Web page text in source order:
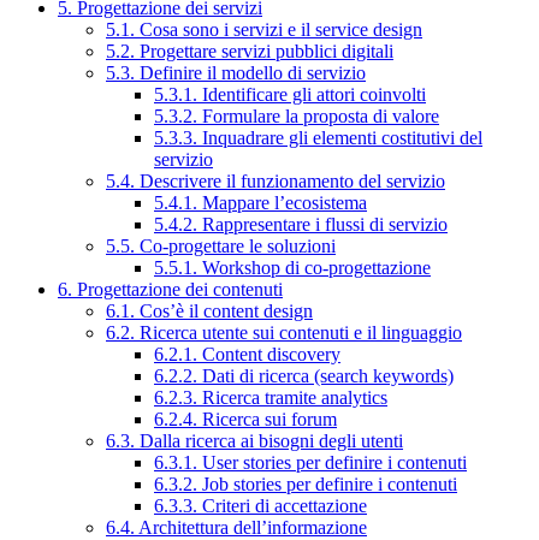
5. Progettazione dei servizi
5.1. Cosa sono i servizi e il service design
5.2. Progettare servizi pubblici digitali
5.3. Definire il modello di servizio
5.3.1. Identificare gli attori coinvolti
5.3.2. Formulare la proposta di valore
5.3.3. Inquadrare gli elementi costitutivi del
servizio
5.4. Descrivere il funzionamento del servizio
5.4.1. Mappare l’ecosistema
5.4.2. Rappresentare i flussi di servizio
5.5. Co-progettare le soluzioni
5.5.1. Workshop di co-progettazione
6. Progettazione dei contenuti
6.1. Cos’è il content design
6.2. Ricerca utente sui contenuti e il linguaggio
6.2.1. Content discovery
6.2.2. Dati di ricerca (search keywords)
6.2.3. Ricerca tramite analytics
6.2.4. Ricerca sui forum
6.3. Dalla ricerca ai bisogni degli utenti
6.3.1. User stories per definire i contenuti
6.3.2. Job stories per definire i contenuti
6.3.3. Criteri di accettazione
6.4. Architettura dell’informazione